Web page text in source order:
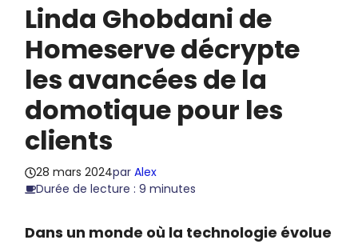
Linda Ghobdani de
Homeserve décrypte
les avancées de la
domotique pour les
clients
28 mars 2024parAlex
Durée de lecture : 9 minutes
Dans un monde où la technologie évolue